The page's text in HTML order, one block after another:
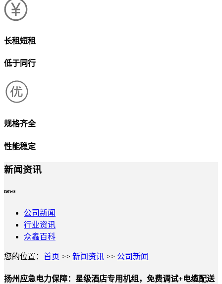
长租短租
低于同行
规格齐全
性能稳定
新闻资讯
news
公司新闻
行业资讯
众鑫百科
您的位置： 首页 >> 新闻资讯 >> 公司新闻
扬州应急电力保障：星级酒店专用机组，免费调试+电缆配送